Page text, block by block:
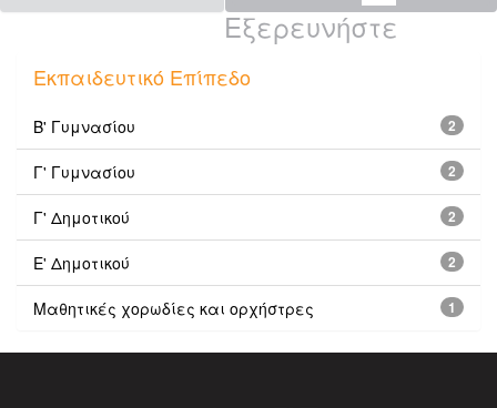
Εξερευνήστε
Εκπαιδευτικό Επίπεδο
2
Β' Γυμνασίου
2
Γ' Γυμνασίου
2
Γ' Δημοτικού
2
Ε' Δημοτικού
1
Μαθητικές χορωδίες και ορχήστρες